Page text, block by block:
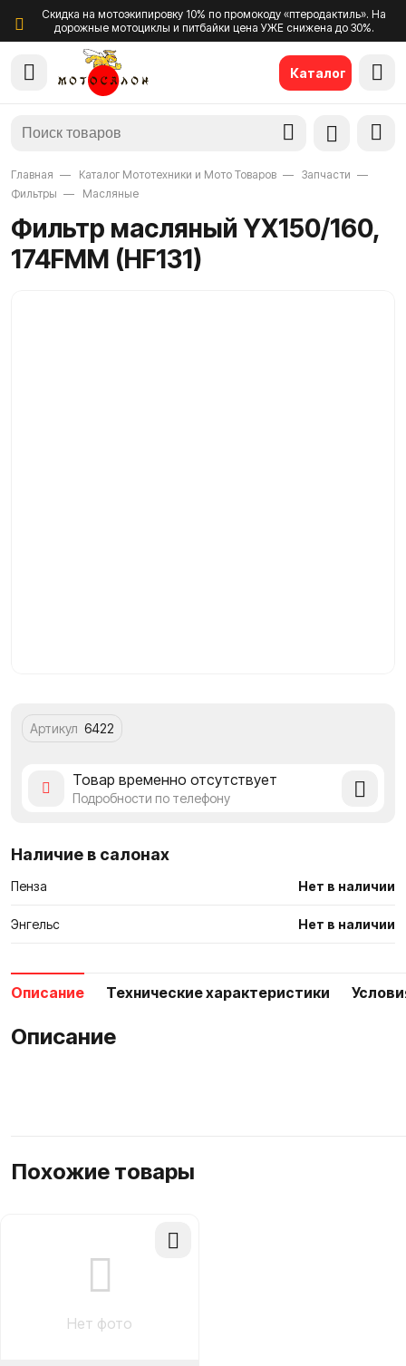
Скидка на мотоэкипировку 10% по промокоду «птеродактиль». На
дорожные мотоциклы и питбайки цена УЖЕ снижена до 30%.
Каталог
Главная Каталог Мототехники и Мото Товаров
Запчасти
Фильтры
Масляные
Фильтр масляный YX150/160,
174FMM (HF131)
Артикул 6422
Товар временно отсутствует
Подробности по телефону
Наличие в салонах
Пенза Нет в наличии
Энгельс Нет в наличии
Описание Технические характеристики
Описание
Похожие товары
Добавить
Нет фото